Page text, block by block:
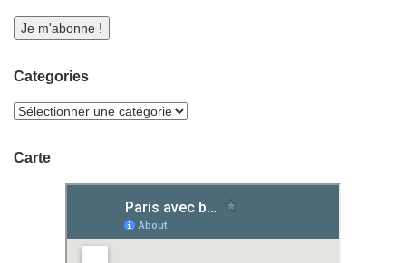
Categories
Carte